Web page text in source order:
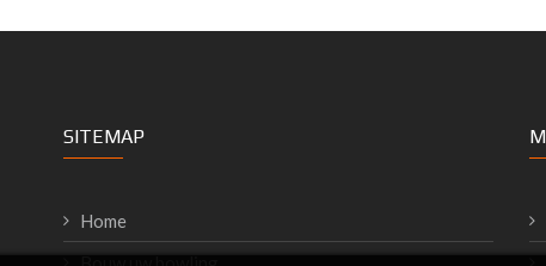
SITEMAP
Home